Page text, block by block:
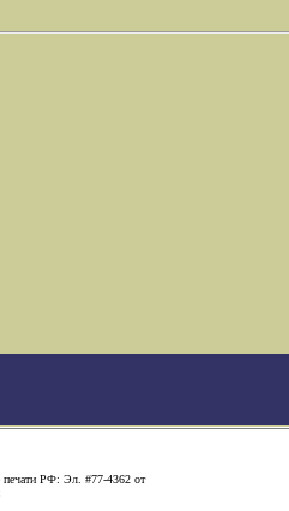
печати РФ: Эл. #77-4362 от